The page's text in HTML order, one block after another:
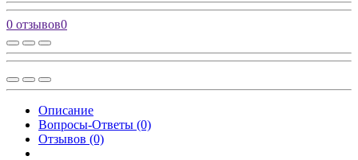
0 отзывов0
Описание
Вопросы-Ответы (0)
Отзывов (0)